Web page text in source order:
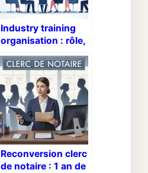
Industry training
organisation : rôle,
enjeux et bonnes
pratiques
Reconversion clerc
de notaire : 1 an de